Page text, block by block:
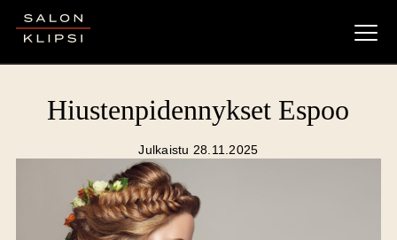
Salon Klipsi
Hiustenpidennykset Espoo
Julkaistu 28.11.2025